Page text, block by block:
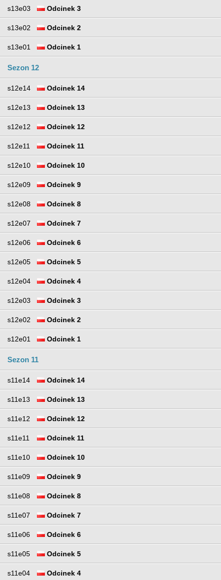
s13e03 Odcinek 3
s13e02 Odcinek 2
s13e01 Odcinek 1
Sezon 12
s12e14 Odcinek 14
s12e13 Odcinek 13
s12e12 Odcinek 12
s12e11 Odcinek 11
s12e10 Odcinek 10
s12e09 Odcinek 9
s12e08 Odcinek 8
s12e07 Odcinek 7
s12e06 Odcinek 6
s12e05 Odcinek 5
s12e04 Odcinek 4
s12e03 Odcinek 3
s12e02 Odcinek 2
s12e01 Odcinek 1
Sezon 11
s11e14 Odcinek 14
s11e13 Odcinek 13
s11e12 Odcinek 12
s11e11 Odcinek 11
s11e10 Odcinek 10
s11e09 Odcinek 9
s11e08 Odcinek 8
s11e07 Odcinek 7
s11e06 Odcinek 6
s11e05 Odcinek 5
s11e04 Odcinek 4